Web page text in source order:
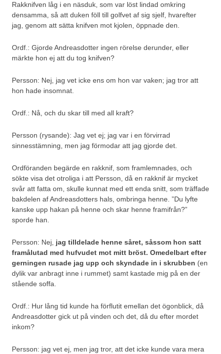
Rakknifven låg i en näsduk, som var löst lindad omkring
densamma, så att duken föll till golfvet af sig sjelf, hvarefter
jag, genom att sätta knifven mot kjolen, öppnade den.
Ordf.: Gjorde Andreasdotter ingen rörelse derunder, eller
märkte hon ej att du tog knifven?
Persson: Nej, jag vet icke ens om hon var vaken; jag tror att
hon hade insomnat.
Ordf.: Nå, och du skar till med all kraft?
Persson (rysande): Jag vet ej; jag var i en förvirrad
sinnesstämning, men jag förmodar att jag gjorde det.
Ordföranden begärde en rakknif, som framlemnades, och
sökte visa det otroliga i att Persson, då en rakknif är mycket
svår att fatta om, skulle kunnat med ett enda snitt, som träffade
bakdelen af Andreasdotters hals, ombringa henne. ”Du lyfte
kanske upp hakan på henne och skar henne framifrån?”
sporde han.
Persson: Nej, jag tilldelade henne såret, såssom hon satt
framålutad med hufvudet mot mitt bröst. Omedelbart efter
gerningen rusade jag upp och skyndade in i skrubben (en
dylik var anbragt inne i rummet) samt kastade mig på en der
stående soffa.
Ordf.: Hur lång tid kunde ha förflutit emellan det ögonblick, då
Andreasdotter gick ut på vinden och det, då du efter mordet
inkom?
Persson: jag vet ej, men jag tror, att det icke kunde vara mera